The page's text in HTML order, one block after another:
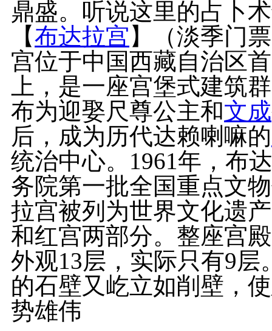
鼎盛。听说这里的占卜
【布达拉宫 】（淡季门
宫位于中国西藏自治区
上，是一座宫堡式建筑
布为迎娶尺尊公主和文成
后，成为历代达赖喇嘛的
统治中心。1961年，布
务院第一批全国重点文
拉宫被列为世界文化遗
和红宫两部分。整座宫
外观13层，实际只有9
的石壁又屹立如削壁，
势雄伟